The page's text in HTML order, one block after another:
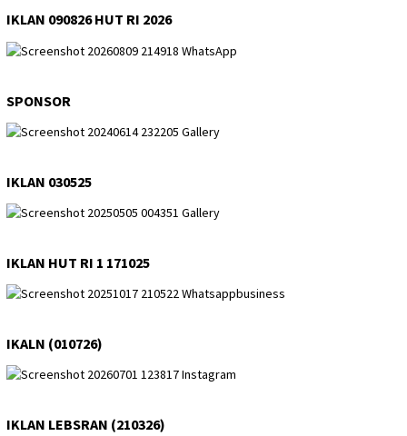
IKLAN 090826 HUT RI 2026
SPONSOR
IKLAN 030525
IKLAN HUT RI 1 171025
IKALN (010726)
IKLAN LEBSRAN (210326)